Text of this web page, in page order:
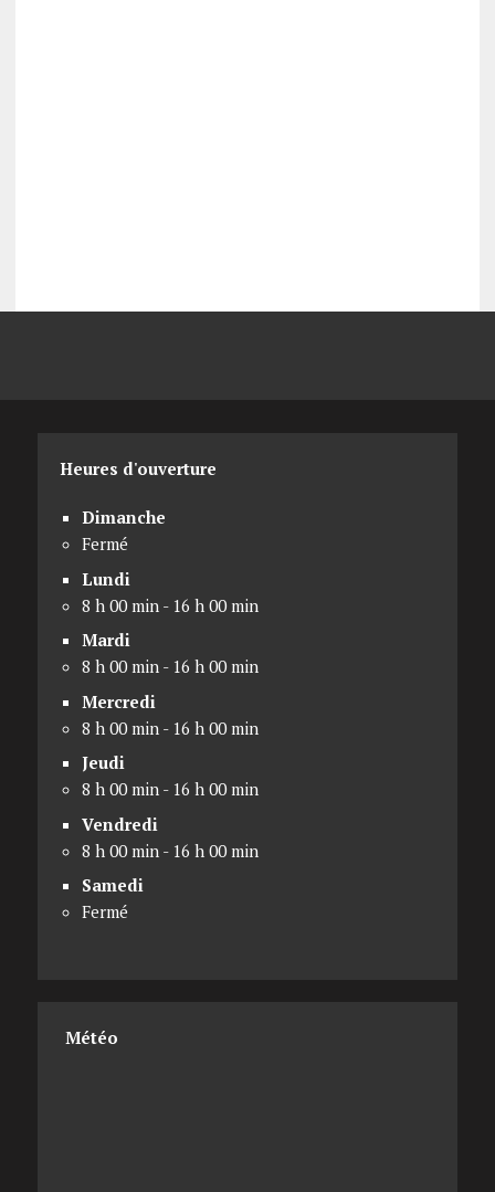
Heures d'ouverture
Dimanche
Fermé
Lundi
8 h 00 min - 16 h 00 min
Mardi
8 h 00 min - 16 h 00 min
Mercredi
8 h 00 min - 16 h 00 min
Jeudi
8 h 00 min - 16 h 00 min
Vendredi
8 h 00 min - 16 h 00 min
Samedi
Fermé
Météo